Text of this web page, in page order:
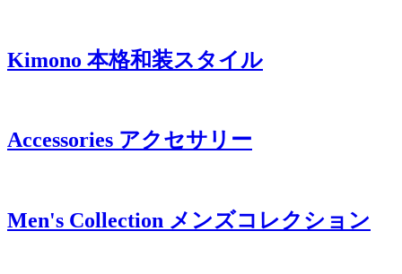
Kimono 本格和装スタイル
Accessories アクセサリー
Men's Collection メンズコレクション